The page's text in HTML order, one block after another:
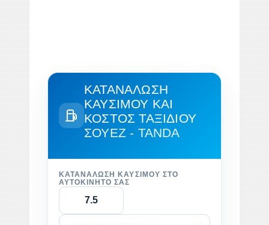
ΚΑΤΑΝΆΛΩΣΗ
ΚΑΥΣΊΜΟΥ ΚΑΙ
ΚΌΣΤΟΣ ΤΑΞΙΔΙΟΎ
ΣΟΥΈΖ - TANDA
ΚΑΤΑΝΆΛΩΣΗ ΚΑΥΣΊΜΟΥ ΣΤΟ
ΑΥΤΟΚΊΝΗΤΌ ΣΑΣ